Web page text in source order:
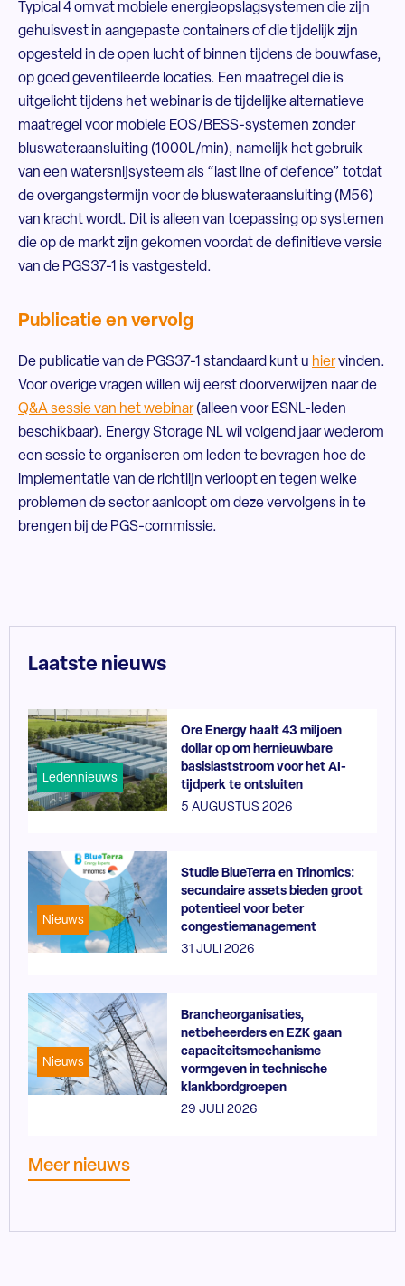
Typical 4 omvat mobiele energieopslagsystemen die zijn
gehuisvest in aangepaste containers of die tijdelijk zijn
opgesteld in de open lucht of binnen tijdens de bouwfase,
op goed geventileerde locaties. Een maatregel die is
uitgelicht tijdens het webinar is de tijdelijke alternatieve
maatregel voor mobiele EOS/BESS-systemen zonder
bluswateraansluiting (1000L/min), namelijk het gebruik
van een watersnijsysteem als “last line of defence” totdat
de overgangstermijn voor de bluswateraansluiting (M56)
van kracht wordt. Dit is alleen van toepassing op systemen
die op de markt zijn gekomen voordat de definitieve versie
van de PGS37-1 is vastgesteld.
Publicatie en vervolg
De publicatie van de PGS37-1 standaard kunt u hiervinden.
Voor overige vragen willen wij eerst doorverwijzen naar de
Q&A sessie van het webinar(alleen voor ESNL-leden
beschikbaar). Energy Storage NL wil volgend jaar wederom
een sessie te organiseren om leden te bevragen hoe de
implementatie van de richtlijn verloopt en tegen welke
problemen de sector aanloopt om deze vervolgens in te
brengen bij de PGS-commissie.
Laatste nieuws
Ledennieuws
Ore Energy haalt 43 miljoen
dollar op om hernieuwbare
basislaststroom voor het AI-
tijdperk te ontsluiten
5 AUGUSTUS 2026
Nieuws
Studie BlueTerra en Trinomics:
secundaire assets bieden groot
potentieel voor beter
congestiemanagement
31 JULI 2026
Nieuws
Brancheorganisaties,
netbeheerders en EZK gaan
capaciteitsmechanisme
vormgeven in technische
klankbordgroepen
29 JULI 2026
Meer nieuws